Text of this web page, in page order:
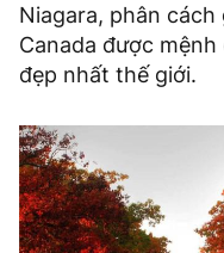
Niagara, phân
Canada được
đẹp nhất thế giới.